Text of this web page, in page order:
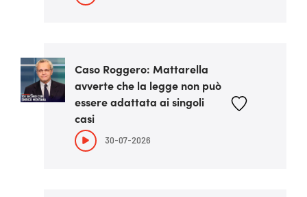
Caso Roggero: Mattarella
avverte che la legge non può
essere adattata ai singoli
casi
30-07-2026